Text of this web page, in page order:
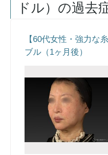
ドル） の過去
【60代女性・強力な
ブル（1ヶ月後）